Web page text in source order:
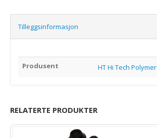
Tilleggsinformasjon
Produsent HT Hi Tech Polymer
RELATERTE PRODUKTER